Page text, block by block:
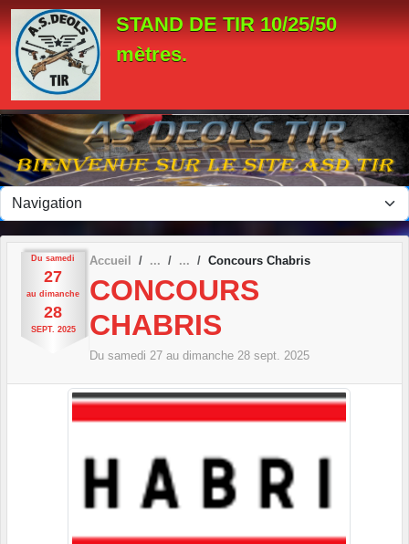
STAND DE TIR 10/25/50
mètres.
Du samedi
27
au dimanche
28
SEPT. 2025
Accueil Concours Chabris
CONCOURS
CHABRIS
Du samedi 27 au dimanche 28 sept. 2025
Panneau de gestion des cookies